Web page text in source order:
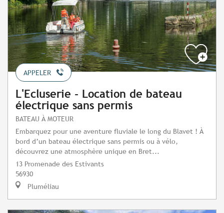
APPELER
L'Ecluserie - Location de bateau
électrique sans permis
BATEAU À MOTEUR
Embarquez pour une aventure fluviale le long du Blavet ! À
bord d’un bateau électrique sans permis ou à vélo,
découvrez une atmosphère unique en Bret...
13 Promenade des Estivants
56930
Pluméliau